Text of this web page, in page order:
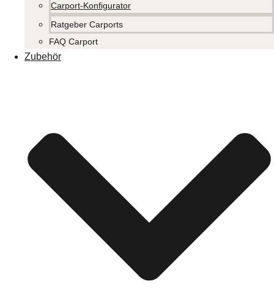
Carport-Konfigurator
Ratgeber Carports
FAQ Carport
Zubehör